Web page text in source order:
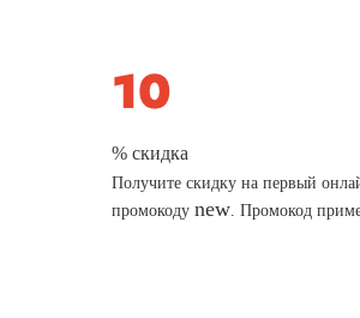
% скидка
Получите скидку на первый
промокодуnew. Промокод